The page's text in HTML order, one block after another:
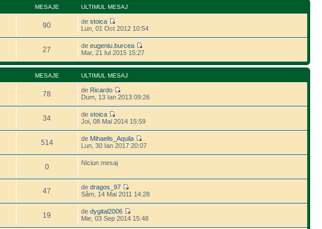
MESAJE ULTIMUL MESAJ
90 destoica
Lun, 01 Oct 2012 10:54
27 deeugeniu.burcea
Mar, 21 Iul 2015 15:27
MESAJE ULTIMUL MESAJ
78 de Ricardo
Dum, 13 Ian 2013 09:26
34 destoica
Joi, 08 Mai 2014 15:59
514 de Mihaelis_Aquila
Lun, 30 Ian 2017 20:07
0 Niciun mesaj
47 dedragos_97
Sâm, 14 Mai 2011 14:28
19 dedygital2006
Mie, 03 Sep 2014 15:48